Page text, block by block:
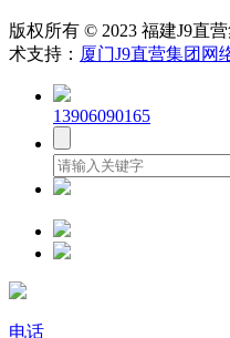
版权所有 © 2023 福建J9直
术支持： 厦门J9直营集团网
13906090165
电话